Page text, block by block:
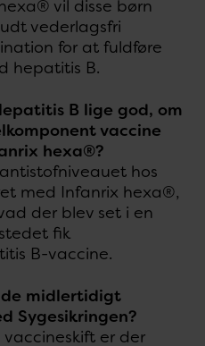
vil disse børn
vederlagsfri
for at fuldføre
hepatitis B.
B lige god, om
vaccine
hexa®?
hos
med Infanrix hexa®,
der blev set i en
fik
B-vaccine.
midlertidigt
Sygesikringen?
er der